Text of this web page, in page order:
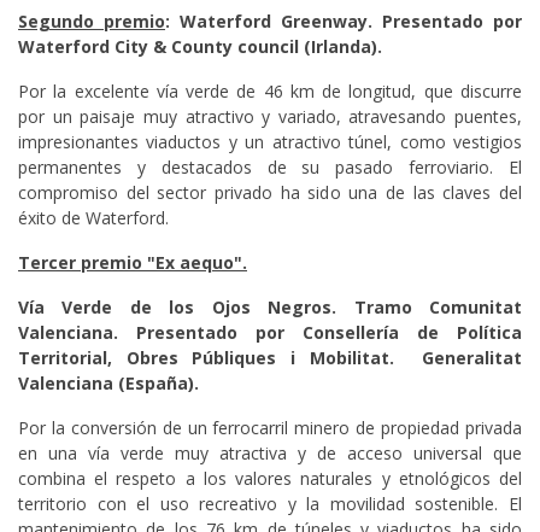
Segundo premio: Waterford Greenway. Presentado por
Waterford City & County council (Irlanda).
Por la excelente vía verde de 46 km de longitud, que discurre
por un paisaje muy atractivo y variado, atravesando puentes,
impresionantes viaductos y un atractivo túnel, como vestigios
permanentes y destacados de su pasado ferroviario. El
compromiso del sector privado ha sido una de las claves del
éxito de Waterford.
Tercer premio "Ex aequo".
Vía Verde de los Ojos Negros. Tramo Comunitat
Valenciana. Presentado por Consellería de Política
Territorial, Obres Públiques i Mobilitat. Generalitat
Valenciana (España).
Por la conversión de un ferrocarril minero de propiedad privada
en una vía verde muy atractiva y de acceso universal que
combina el respeto a los valores naturales y etnológicos del
territorio con el uso recreativo y la movilidad sostenible. El